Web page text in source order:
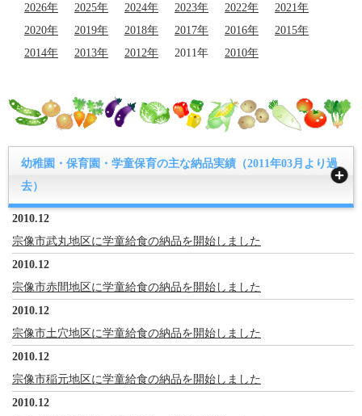
2026年 2025年 2024年 2023年 2022年
2021年
2020年
2019年 2018年 2017年 2016年
2015年
2014年
2013年 2012年 2011年 2010年
幼稚園・保育園・学童保育の主な納品実績（2011年03月より過
去）
2010.12
宗像市武丸地区に学童給食の納品を開始しました
2010.12
宗像市赤間地区に学童給食の納品を開始しました
2010.12
宗像市土穴地区に学童給食の納品を開始しました
2010.12
宗像市稲元地区に学童給食の納品を開始しました
2010.12